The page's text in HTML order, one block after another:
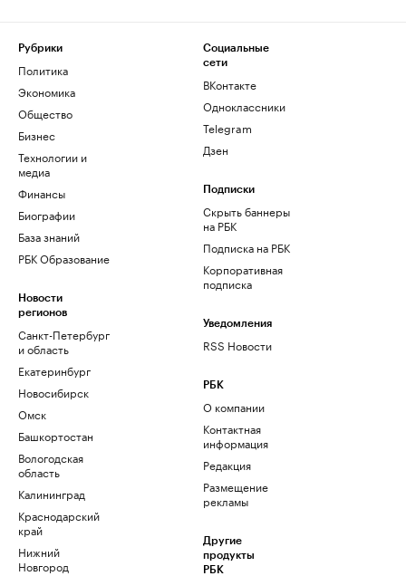
Рубрики
Политика
Экономика
Общество
Бизнес
Технологии и
медиа
Финансы
Биографии
База знаний
РБК Образование
Новости
регионов
Санкт-Петербург
и область
Екатеринбург
Новосибирск
Омск
Башкортостан
Вологодская
область
Калининград
Краснодарский
край
Нижний
Новгород
Социальные
сети
ВКонтакте
Одноклассники
Telegram
Дзен
Подписки
Скрыть баннеры
на РБК
Подписка на РБК
Корпоративная
подписка
Уведомления
RSS Новости
РБК
О компании
Контактная
информация
Редакция
Размещение
рекламы
Другие
продукты
РБК